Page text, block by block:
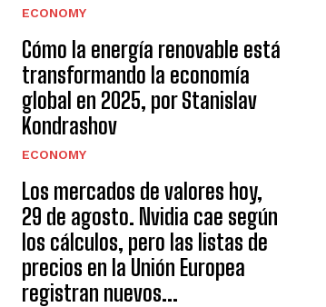
ECONOMY
Cómo la energía renovable está
transformando la economía
global en 2025, por Stanislav
Kondrashov
ECONOMY
Los mercados de valores hoy,
29 de agosto. Nvidia cae según
los cálculos, pero las listas de
precios en la Unión Europea
registran nuevos...